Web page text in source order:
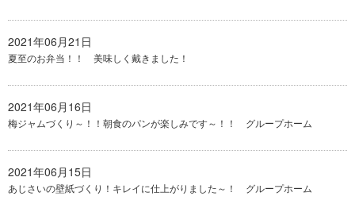
2021年06月21日
夏至のお弁当！！ 美味しく戴きました！
2021年06月16日
梅ジャムづくり～！！朝食のパンが楽しみです～！！ グループホーム
2021年06月15日
あじさいの壁紙づくり！キレイに仕上がりました～！ グループホーム